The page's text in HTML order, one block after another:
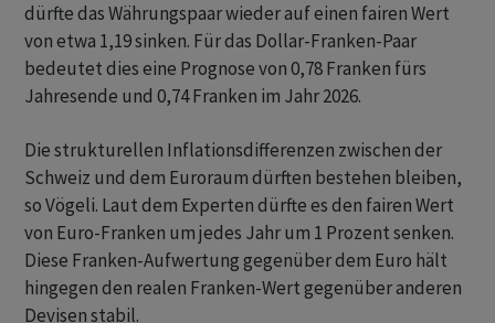
dürfte das Währungspaar wieder auf einen fairen Wert
von etwa 1,19 sinken. Für das Dollar-Franken-Paar
bedeutet dies eine Prognose von 0,78 Franken fürs
Jahresende und 0,74 Franken im Jahr 2026.
Die strukturellen Inflationsdifferenzen zwischen der
Schweiz und dem Euroraum dürften bestehen bleiben,
so Vögeli. Laut dem Experten dürfte es den fairen Wert
von Euro-Franken um jedes Jahr um 1 Prozent senken.
Diese Franken-Aufwertung gegenüber dem Euro hält
hingegen den realen Franken-Wert gegenüber anderen
Devisen stabil.